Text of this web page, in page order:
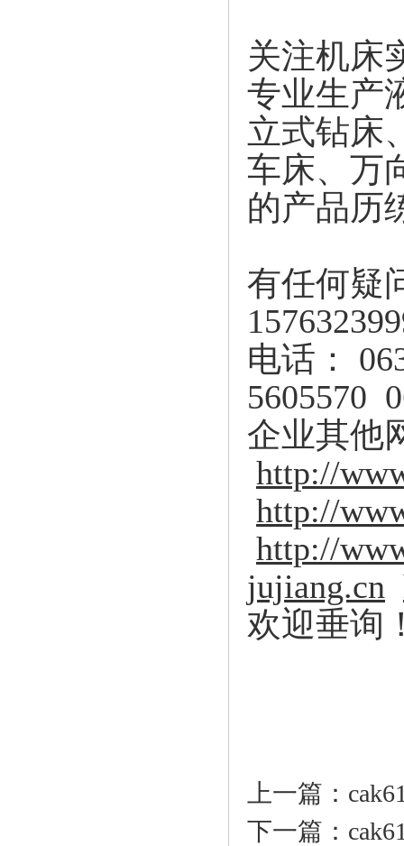
关注机床
专业生产
立式钻床
车床、万
的产品历
有任何疑
电话：
5605570
企业其他
http://
http://
http://
jujiang.cn
欢迎垂询
上一篇：
下一篇：